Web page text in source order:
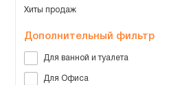
Хиты продаж
Дополнительный фильтр
Для ванной и туалета
Для Офиса